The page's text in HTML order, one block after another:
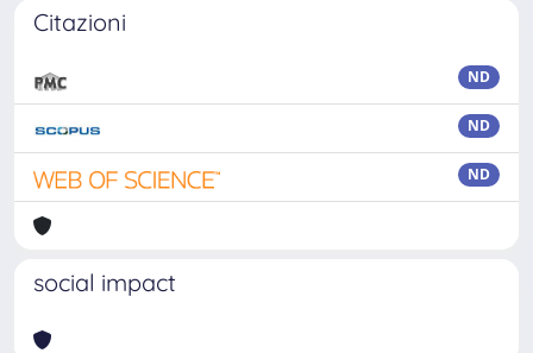
Citazioni
ND
ND
ND
social impact